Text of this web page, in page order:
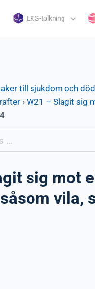
EKG-tolkning
till sjukdom och död
› W21 – Slagit sig
sig mot
vila,